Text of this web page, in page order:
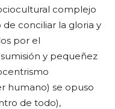
complejo
conciliar la gloria y
por el
y pequeñez
humano) se opuso
de todo),